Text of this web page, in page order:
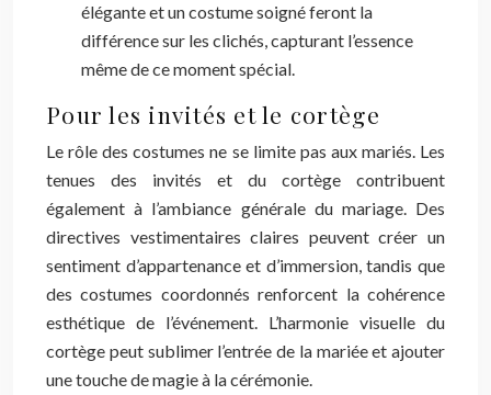
élégante et un costume soigné feront la
différence sur les clichés, capturant l’essence
même de ce moment spécial.
Pour les invités et le cortège
Le rôle des costumes ne se limite pas aux mariés. Les
tenues des invités et du cortège contribuent
également à l’ambiance générale du mariage. Des
directives vestimentaires claires peuvent créer un
sentiment d’appartenance et d’immersion, tandis que
des costumes coordonnés renforcent la cohérence
esthétique de l’événement. L’harmonie visuelle du
cortège peut sublimer l’entrée de la mariée et ajouter
une touche de magie à la cérémonie.